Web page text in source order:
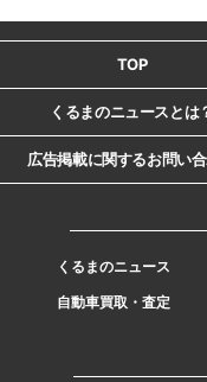
TOP
くるまのニュースとは
広告掲載に関するお問い
くるまのニュース
自動車買取・査定